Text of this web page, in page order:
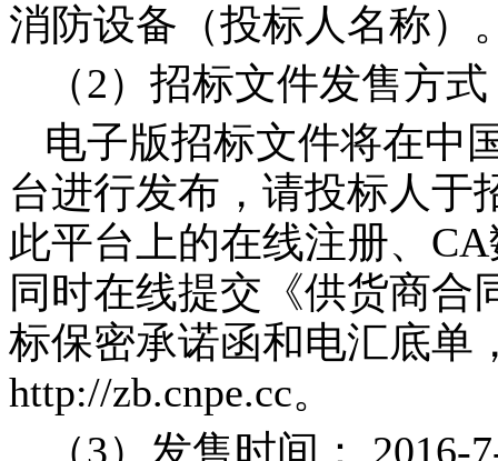
消防设备（投标人名称）
（2）招标文件发售方式
电子版招标文件将在中
台进行发布，请投标人于
此平台上的在线注册、 CA
同时在线提交《供货商合
标保密承诺函和电汇底单
http://zb.cnpe.cc。
（3）发售时间： 2016-